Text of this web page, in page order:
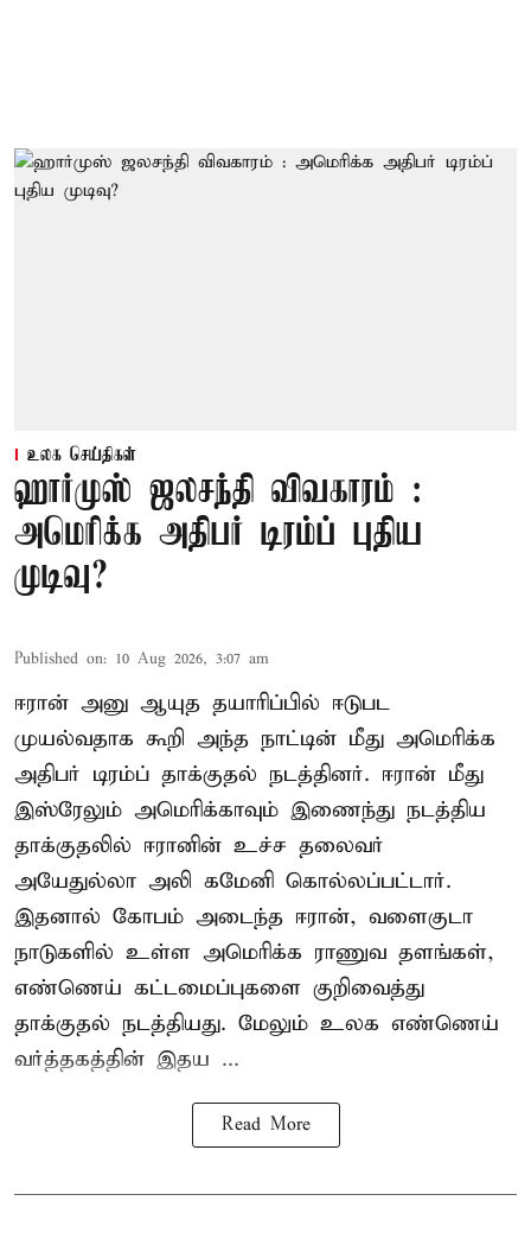
உலக செய்திகள்
ஹார்முஸ் ஜலசந்தி விவகாரம் :
அமெரிக்க அதிபர் டிரம்ப் புதிய
முடிவு?
Published on: 10 Aug 2026, 3:07 am
ஈரான் அனு ஆயுத தயாரிப்பில் ஈடுபட
முயல்வதாக கூறி அந்த நாட்டின் மீது அமெரிக்க
அதிபர் டிரம்ப் தாக்குதல் நடத்தினர். ஈரான் மீது
இஸ்ரேலும் அமெரிக்காவும் இணைந்து நடத்திய
தாக்குதலில் ஈரானின் உச்ச தலைவர்
அயேதுல்லா அலி கமேனி கொல்லப்பட்டார்.
இதனால் கோபம் அடைந்த ஈரான், வளைகுடா
நாடுகளில் உள்ள அமெரிக்க ராணுவ தளங்கள்,
எண்ணெய் கட்டமைப்புகளை குறிவைத்து
தாக்குதல் நடத்தியது. மேலும் உலக எண்ணெய்
வர்த்தகத்தின் இதய ...
Read More